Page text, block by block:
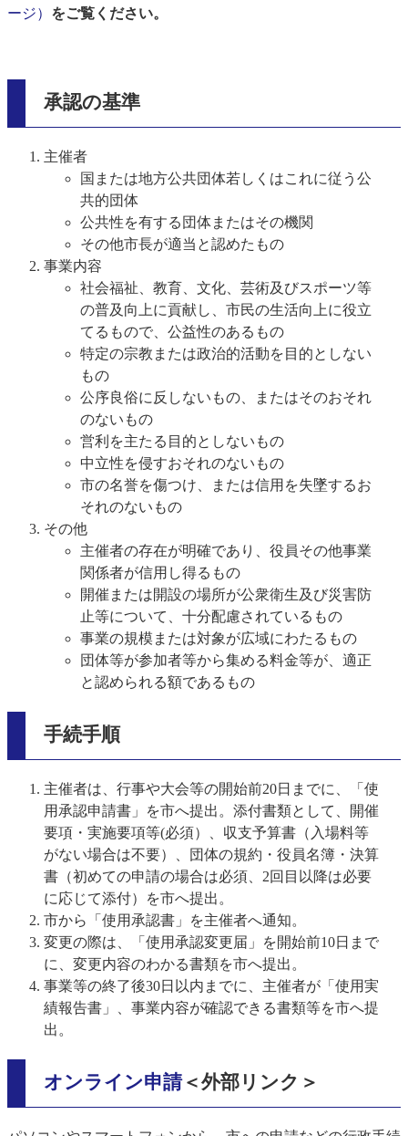
ージ） をご覧ください。
承認の基準
主催者
国または地方公共団体若しくはこれに従う公
共的団体
公共性を有する団体またはその機関
その他市長が適当と認めたもの
事業内容
社会福祉、教育、文化、芸術及びスポーツ等
の普及向上に貢献し、市民の生活向上に役立
てるもので、公益性のあるもの
特定の宗教または政治的活動を目的としない
もの
公序良俗に反しないもの、またはそのおそれ
のないもの
営利を主たる目的としないもの
中立性を侵すおそれのないもの
市の名誉を傷つけ、または信用を失墜するお
それのないもの
その他
主催者の存在が明確であり、役員その他事業
関係者が信用し得るもの
開催または開設の場所が公衆衛生及び災害防
止等について、十分配慮されているもの
事業の規模または対象が広域にわたるもの
団体等が参加者等から集める料金等が、適正
と認められる額であるもの
手続手順
主催者は、行事や大会等の開始前20日までに、「使
用承認申請書」を市へ提出。添付書類として、開催
要項・実施要項等(必須）、収支予算書（入場料等
がない場合は不要）、団体の規約・役員名簿・決算
書（初めての申請の場合は必須、2回目以降は必要
に応じて添付）を市へ提出。
市から「使用承認書」を主催者へ通知。
変更の際は、「使用承認変更届」を開始前10日まで
に、変更内容のわかる書類を市へ提出。
事業等の終了後30日以内までに、主催者が「使用実
績報告書」、事業内容が確認できる書類等を市へ提
出。
オンライン申請＜外部リンク＞